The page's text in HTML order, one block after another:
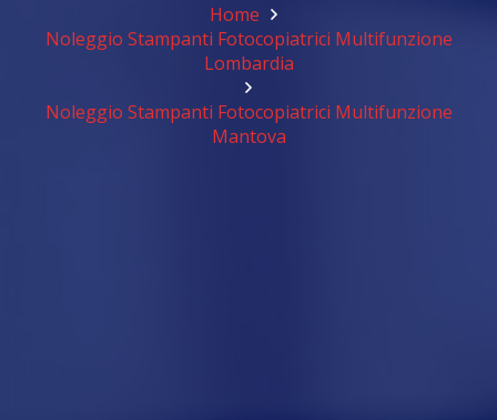
Home
Noleggio Stampanti Fotocopiatrici Multifunzione
Lombardia
Noleggio Stampanti Fotocopiatrici Multifunzione
Mantova